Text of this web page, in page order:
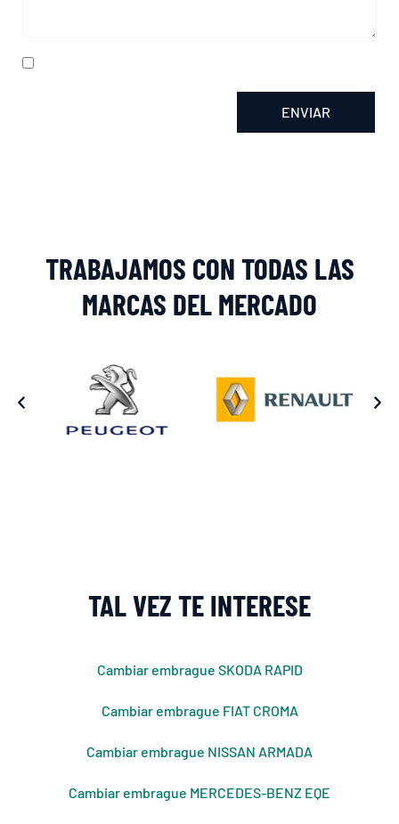
ENVIAR
TRABAJAMOS CON TODAS LAS
MARCAS DEL MERCADO
TAL VEZ TE INTERESE
Cambiar embrague SKODA RAPID
Cambiar embrague FIAT CROMA
Cambiar embrague NISSAN ARMADA
Cambiar embrague MERCEDES-BENZ EQE